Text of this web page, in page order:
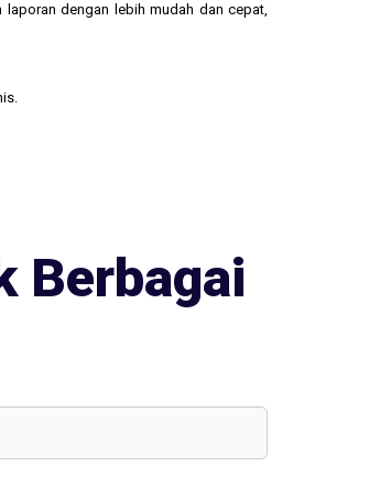
dengan lebih mudah dan cepat,
Berbagai